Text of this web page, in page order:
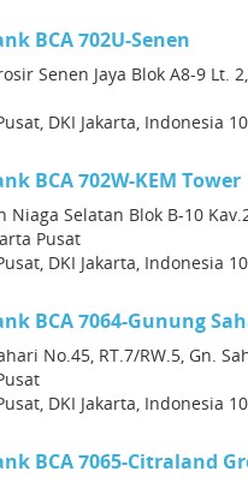
BCA 702U-Senen
Senen Jaya Blok A8-9 Lt.
DKI Jakarta, Indonesia
BCA 702W-KEM Tower
Niaga Selatan Blok B-10
Pusat
DKI Jakarta, Indonesia
BCA 7064-Gunung
No.45, RT.7/RW.5, Gn.
DKI Jakarta, Indonesia
BCA 7065-Citraland